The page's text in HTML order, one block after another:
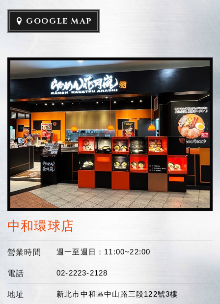
GOOGLE MAP
中和環球店
營業時間 週一至週日：11:00~22:00
電話 02-2223-2128
地址 新北市中和區中山路三段122號3樓